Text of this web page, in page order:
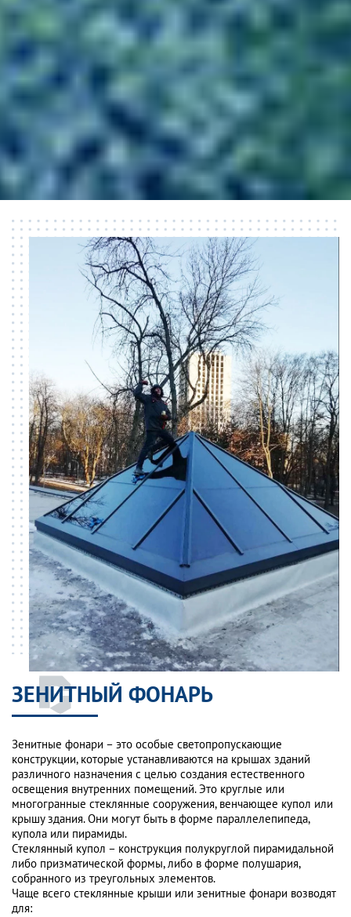
ЗЕНИТНЫЙ ФОНАРЬ
Зенитные фонари – это особые светопропускающие
конструкции, которые устанавливаются на крышах зданий
различного назначения с целью создания естественного
освещения внутренних помещений. Это круглые или
многогранные стеклянные сооружения, венчающее купол или
крышу здания. Они могут быть в форме параллелепипеда,
купола или пирамиды.
Стеклянный купол – конструкция полукруглой пирамидальной
либо призматической формы, либо в форме полушария,
собранного из треугольных элементов.
Чаще всего стеклянные крыши или зенитные фонари возводят
для: